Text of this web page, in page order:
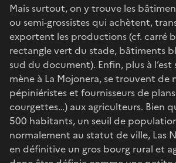
Mais surtout, on y trouve les
ou semi-grossistes qui achètent,
exportent les productions (cf. carré
rectangle vert du stade, bâtiments
sud du document). Enfin, plus à
mène à La Mojonera, se trouvent de
pépiniéristes et fournisseurs de
courgettes…) aux agriculteurs. Bien
500 habitants, un seuil de
normalement au statut de ville, Las
en définitive un gros bourg rural et